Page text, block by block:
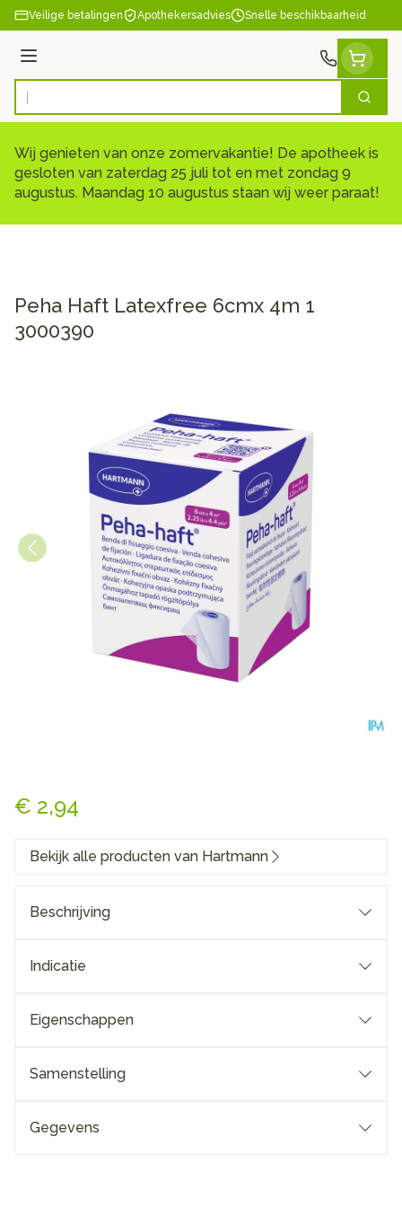
Ga naar de inhoud
Veilige betalingen Apothekersadvies Snelle beschikbaarheid
Menu
Product, merk, categorie... Zoek
Wij genieten van onze zomervakantie! De apotheek is
gesloten van zaterdag 25 juli tot en met zondag 9
augustus. Maandag 10 augustus staan wij weer paraat!
Peha Haft Latexfree 6cmx 4m 1
3000390
€ 2,94
Bekijk alle producten van Hartmann
Beschrijving
Indicatie
Eigenschappen
Samenstelling
Gegevens